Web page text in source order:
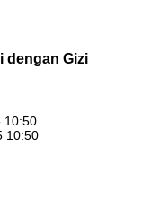
dengan Gizi
10:50
10:50